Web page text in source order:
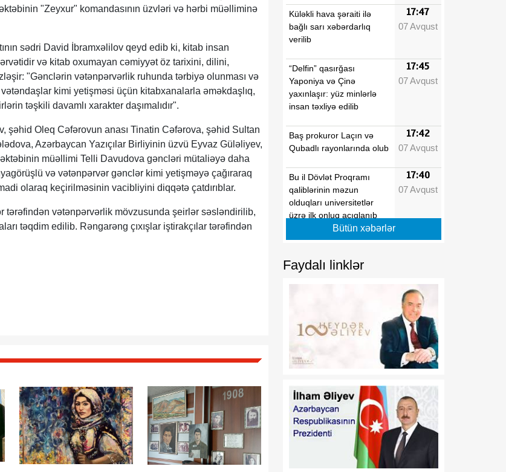
"Zeyxur" komandasının üzvləri və hərbi müəlliminə
sədri David İbramxəlilov qeyd edib ki, kitab insan
və kitab oxumayan cəmiyyət öz tarixini, dilini,
"Gənclərin vətənpərvərlik ruhunda tərbiyə olunması və
kimi yetişməsi üçün kitabxanalarla əməkdaşlıq,
təşkili davamlı xarakter daşımalıdır".
şəhid Oleq Cəfərovun anası Tinatin Cəfərova, şəhid Sultan
Azərbaycan Yazıçılar Birliyinin üzvü Eyvaz Güləliyev,
müəllimi Telli Davudova gəncləri mütaliəyə daha
və vətənpərvər gənclər kimi yetişməyə çağıraraq
olaraq keçirilməsinin vacibliyini diqqətə çatdırıblar.
tərəfindən vətənpərvərlik mövzusunda şeirlər səsləndirilib,
təqdim edilib. Rəngarəng çıxışlar iştirakçılar tərəfindən
Küləkli hava şəraiti ilə
bağlı sarı xəbərdarlıq
verilib
17:47
07 Avqust
“Delfin” qasırğası
Yaponiya və Çinə
yaxınlaşır: yüz minlərlə
insan təxliyə edilib
17:45
07 Avqust
Baş prokuror Laçın və
Qubadlı rayonlarında olub
17:42
07 Avqust
Bu il Dövlət Proqramı
qaliblərinin məzun
olduqları universitetlər
üzrə ilk onluq açıqlanıb
17:40
07 Avqust
modelinə beynəlxalq
dəstəyi təsdiqlədi
17:39
dərəcələri üzrə sınaq
imtahanlarına cəlb
17:36
07 Avqust
elementinə çevrilən
Zəngəzur dəhlizi: Birillik
Vaşinqton diplomatiyasının
uğurları
07 Avqust
Trans-Xəzər fiber-optik
Bütün xəbərlər
Faydalı linklər